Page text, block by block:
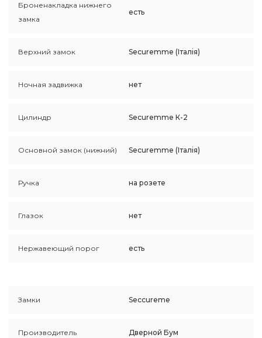
Броненакладка нижнего
замка
есть
Верхний замок Securemme (Італія)
Ночная задвижка нет
Цилиндр Securemme К-2
Основной замок (нижний) Securemme (Італія)
Ручка на розете
Глазок нет
Нержавеющий порог есть
Замки Seccureme
Производитель Дверной Бум